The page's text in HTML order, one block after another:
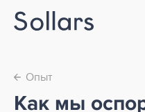
← Опыт
Как мы